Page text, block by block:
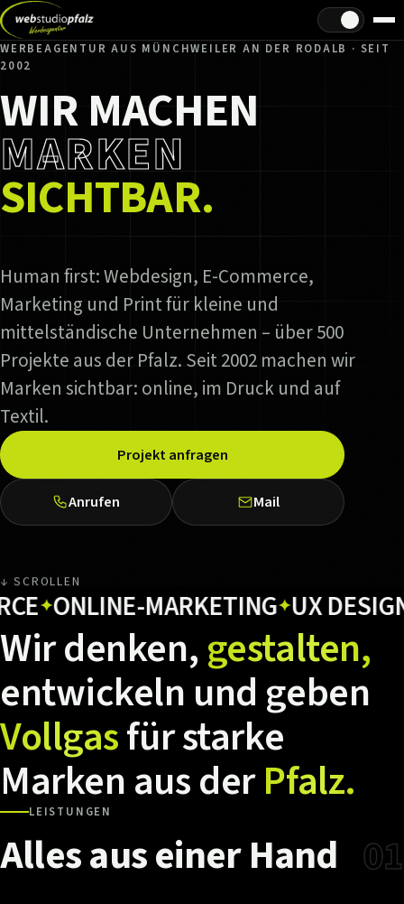
Hell/Dunkel
WERBEAGENTUR AUS MÜNCHWEILER AN DER RODALB · SEIT
2002
WIR MACHEN
MARKEN
SICHTBAR.
Human first: Webdesign, E-Commerce,
Marketing und Print für kleine und
mittelständische Unternehmen – über 500
Projekte aus der Pfalz. Seit 2002 machen wir
Marken sichtbar: online, im Druck und auf
Textil.
Projekt anfragen
Anrufen Mail
↓ SCROLLEN
ONLINE-MARKETING✦UX DESIGN✦
Wirdenken,gestalten,
entwickeln und geben
Vollgasfürstarke
MarkenausderPfalz.
LEISTUNGEN
AllesauseinerHand 01